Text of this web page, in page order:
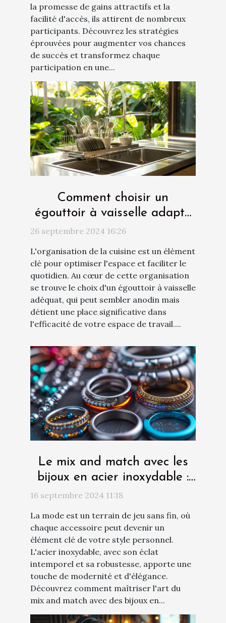
la promesse de gains attractifs et la
facilité d'accès, ils attirent de nombreux
participants. Découvrez les stratégies
éprouvées pour augmenter vos chances
de succès et transformez chaque
participation en une...
Comment choisir un
égouttoir à vaisselle adapté
à votre cuisine
26 septembre 2024 16:26
L'organisation de la cuisine est un élément
clé pour optimiser l'espace et faciliter le
quotidien. Au cœur de cette organisation
se trouve le choix d'un égouttoir à vaisselle
adéquat, qui peut sembler anodin mais
détient une place significative dans
l'efficacité de votre espace de travail....
Le mix and match avec les
bijoux en acier inoxydable :
conseils créatifs
16 septembre 2024 11:18
La mode est un terrain de jeu sans fin, où
chaque accessoire peut devenir un
élément clé de votre style personnel.
L'acier inoxydable, avec son éclat
intemporel et sa robustesse, apporte une
touche de modernité et d'élégance.
Découvrez comment maîtriser l'art du
mix and match avec des bijoux en...